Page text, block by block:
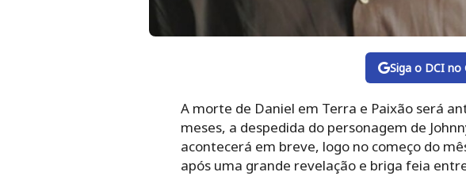
Siga o DCI no
A morte de Daniel em Terra e Paixão será
meses, a despedida do personagem de
acontecerá em breve, logo no começo do
após uma grande revelação e briga feia